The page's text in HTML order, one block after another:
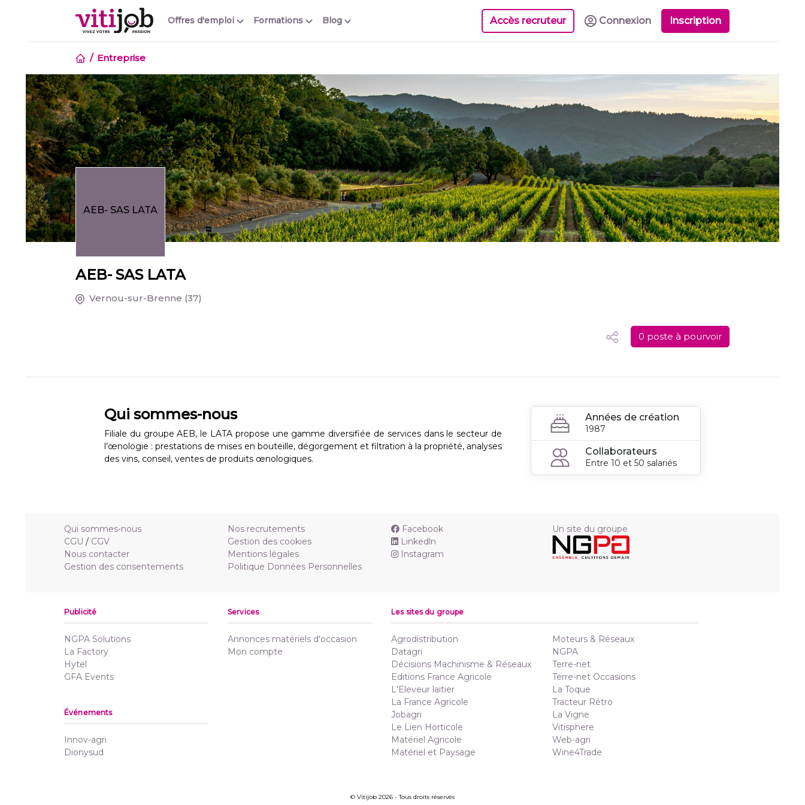
Offres d'emploi Blog
Formations Accès recruteur Connexion Inscription
Entreprise
AEB- SAS LATA
AEB- SAS LATA
Vernou-sur-Brenne (37)
0 poste à pourvoir
Qui sommes-nous
Filiale du groupe AEB, le LATA propose une gamme diversifiée de services dans le secteur de
l’œnologie : prestations de mises en bouteille, dégorgement et filtration à la propriété, analyses
des vins, conseil, ventes de produits œnologiques.
Années de création
1987
Collaborateurs
Entre 10 et 50 salariés
Qui sommes-nous
CGU / CGV
Nous contacter
Gestion des consentements
Nos recrutements
Gestion des cookies
Mentions légales
Politique Données Personnelles
Facebook
Linkedln
Instagram
Un site du groupe
Publicité
NGPA Solutions
La Factory
Hytel
GFA Events
Services
Annonces matériels d'occasion
Mon compte
Événements
Innov-agri
Dionysud
Les sites du groupe
Agrodistribution
Datagri
Décisions Machinisme & Réseaux
Editions France Agricole
L'Eleveur laitier
La France Agricole
Jobagri
Le Lien Horticole
Matériel Agricole
Matériel et Paysage
Moteurs & Réseaux
NGPA
Terre-net
Terre-net Occasions
La Toque
Tracteur Rétro
La Vigne
Vitisphere
Web-agri
Wine4Trade
© Vitijob 2026 - Tous droits réservés